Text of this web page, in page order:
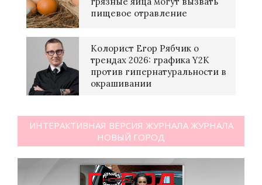
пищевое отравление
Колорист Егор Рябчик о
трендах 2026: графика Y2K
против гипернатуральности в
окрашивании
ИНТЕРАКТИВНАЯ ВЕРСИЯ ЖУРНАЛА ЖУРНАЛА
НОВЫЙ ГОРОД